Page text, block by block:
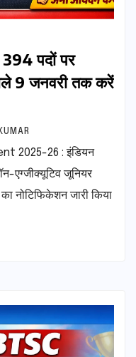
पदों पर
9 जनवरी तक करें
2025-26 : इंडियन
एग्जीक्यूटिव जूनियर
नोटिफिकेशन जारी किया